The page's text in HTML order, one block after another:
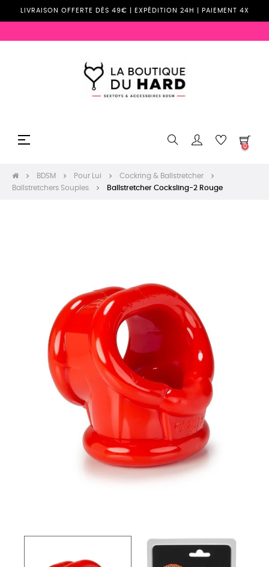
LIVRAISON OFFERTE DÈS 49€ | EXPÉDITION 24H | PAIEMENT 4X
Basculer
☰
0
BDSM Pour Lui
Cockring & Ballstretcher
Ballstretchers Souples
Ballstretcher Cocksling-2 Rouge